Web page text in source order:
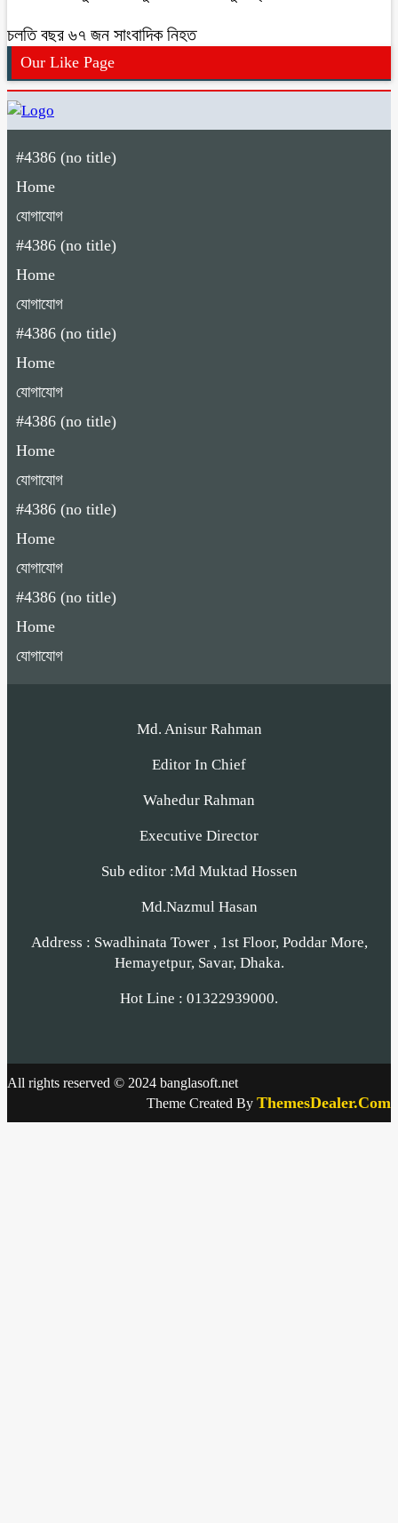
চলতি বছর ৬৭ জন সাংবাদিক নিহত
Our Like Page
#4386 (no title)
Home
যোগাযোগ
#4386 (no title)
Home
যোগাযোগ
#4386 (no title)
Home
যোগাযোগ
#4386 (no title)
Home
যোগাযোগ
#4386 (no title)
Home
যোগাযোগ
#4386 (no title)
Home
যোগাযোগ
Md. Anisur Rahman
Editor In Chief
Wahedur Rahman
Executive Director
Sub editor :Md Muktad Hossen
Md.Nazmul Hasan
Address : Swadhinata Tower , 1st Floor, Poddar More,
Hemayetpur, Savar, Dhaka.
Hot Line : 01322939000.
All rights reserved © 2024 banglasoft.net
Theme Created By ThemesDealer.Com